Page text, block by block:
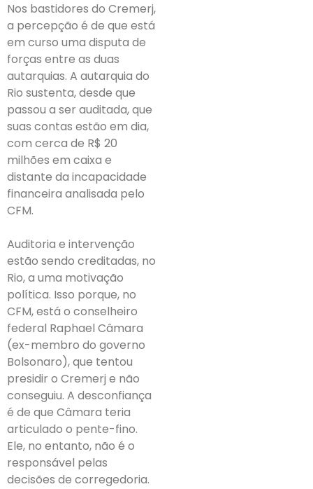
Nos bastidores do Cremerj,
a percepção é de que está
em curso uma disputa de
forças entre as duas
autarquias. A autarquia do
Rio sustenta, desde que
passou a ser auditada, que
suas contas estão em dia,
com cerca de R$ 20
milhões em caixa e
distante da incapacidade
financeira analisada pelo
CFM.
Auditoria e intervenção
estão sendo creditadas, no
Rio, a uma motivação
política. Isso porque, no
CFM, está o conselheiro
federal Raphael Câmara
(ex-membro do governo
Bolsonaro), que tentou
presidir o Cremerj e não
conseguiu. A desconfiança
é de que Câmara teria
articulado o pente-fino.
Ele, no entanto, não é o
responsável pelas
decisões de corregedoria.